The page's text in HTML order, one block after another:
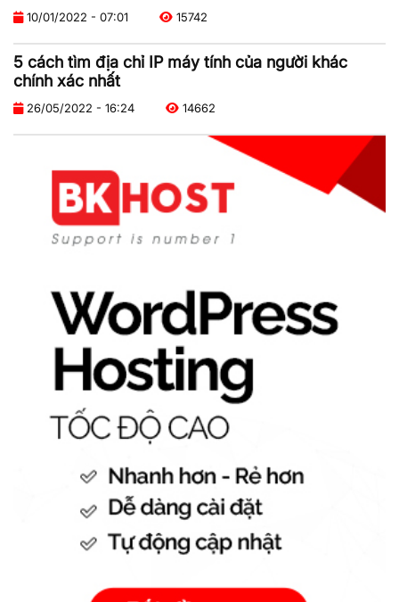
10/01/2022 - 07:01 15742
5 cách tìm địa chỉ IP máy tính của người khác
chính xác nhất
26/05/2022 - 16:24 14662